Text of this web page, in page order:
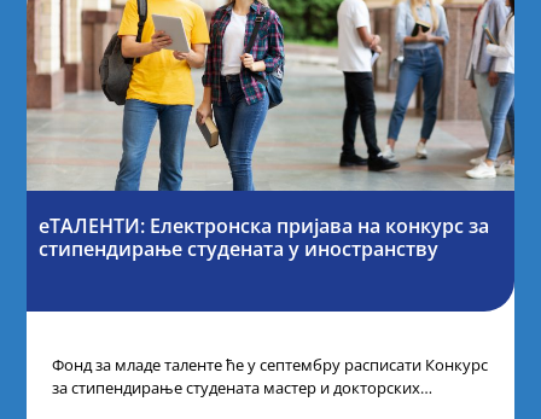
еТАЛЕНТИ: Електронска пријава на конкурс за
стипендирање студената у иностранству
Фонд за младе таленте ће у септембру расписати Конкурс
за стипендирање студената мастер и докторских